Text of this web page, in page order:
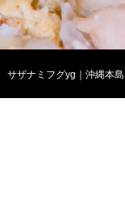
サザナミフグyg｜沖縄本